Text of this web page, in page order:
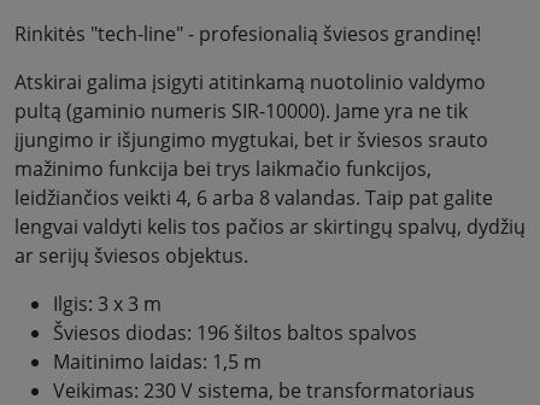
Rinkitės "tech-line" - profesionalią šviesos grandinę!
Atskirai galima įsigyti atitinkamą nuotolinio valdymo
pultą (gaminio numeris SIR-10000). Jame yra ne tik
įjungimo ir išjungimo mygtukai, bet ir šviesos srauto
mažinimo funkcija bei trys laikmačio funkcijos,
leidžiančios veikti 4, 6 arba 8 valandas. Taip pat galite
lengvai valdyti kelis tos pačios ar skirtingų spalvų, dydžių
ar serijų šviesos objektus.
Ilgis: 3 x 3 m
Šviesos diodas: 196 šiltos baltos spalvos
Maitinimo laidas: 1,5 m
Veikimas: 230 V sistema, be transformatoriaus